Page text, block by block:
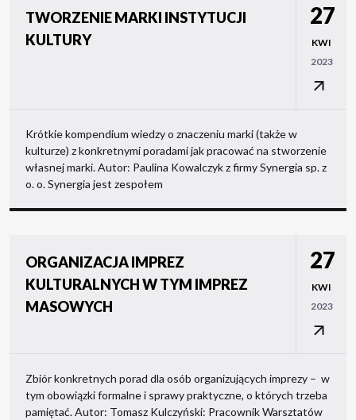
TWORZENIE MARKI INSTYTUCJI
KULTURY
27
KWI
2023
Krótkie kompendium wiedzy o znaczeniu marki (także w
kulturze) z konkretnymi poradami jak pracować na stworzenie
własnej marki. Autor: Paulina Kowalczyk z firmy Synergia sp. z
o. o. Synergia jest zespołem
ORGANIZACJA IMPREZ
KULTURALNYCH W TYM IMPREZ
MASOWYCH
27
KWI
2023
Zbiór konkretnych porad dla osób organizujących imprezy – w
tym obowiązki formalne i sprawy praktyczne, o których trzeba
pamiętać. Autor: Tomasz Kulczyński: Pracownik Warsztatów